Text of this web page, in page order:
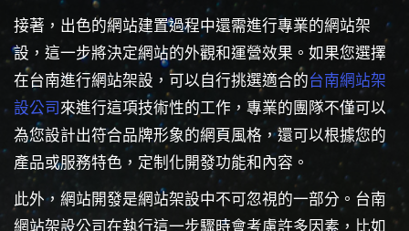
接著，出色的網站建置過程中還需進行專業的網站架
設，這一步將決定網站的外觀和運營效果。如果您選擇
在台南進行網站架設，可以自行挑選適合的台南網站架
設公司來進行這項技術性的工作，專業的團隊不僅可以
為您設計出符合品牌形象的網頁風格，還可以根據您的
產品或服務特色，定制化開發功能和內容。
此外，網站開發是網站架設中不可忽視的一部分。台南
網站架設公司在執行這一步驟時會考慮許多因素，比如